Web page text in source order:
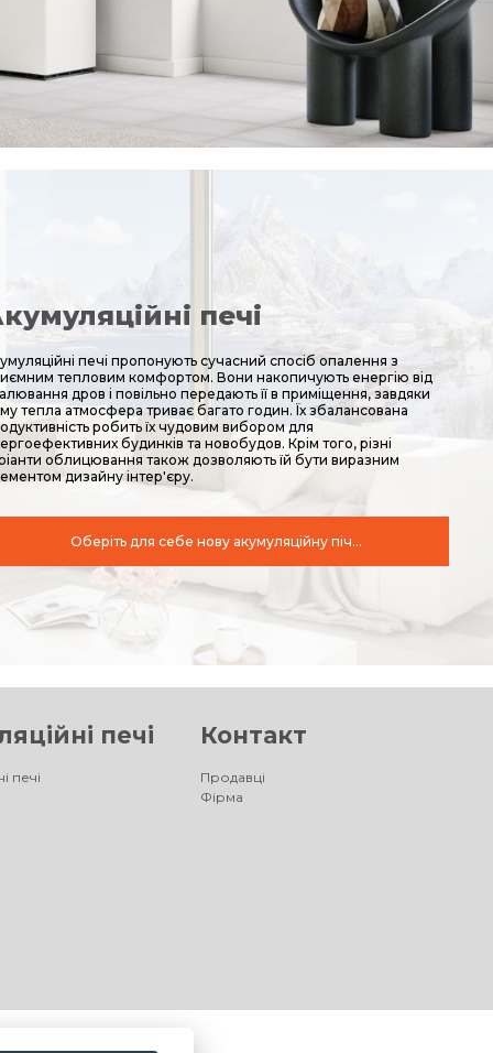
печі
печі пропонують сучасний спосіб опалення з
тепловим комфортом. Вони накопичують енергію від
дров і повільно передають її в приміщення, завдяки
тепла атмосфера триває багато годин. Їх збалансована
робить їх чудовим вибором для
будинків та новобудов. Крім того, різні
облицювання також дозволяють їй бути виразним
дизайну інтер'єру.
Оберіть для себе нову акумуляційну піч...
печі
печі
Контакт
Продавці
Фірма